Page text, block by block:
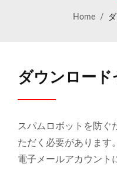
Home /
ダウンロー
スパムロボットを防ぐ
ただく必要があります
電子メールアカウント